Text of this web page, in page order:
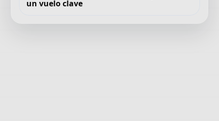
un vuelo clave